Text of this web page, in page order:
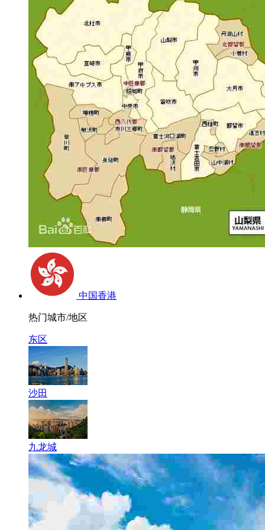
中国香港
热门城市/地区
东区
沙田
九龙城